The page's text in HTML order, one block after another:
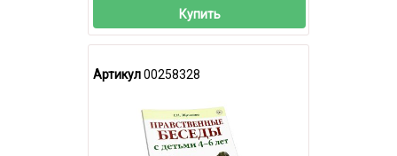
Купить
Артикул00258328